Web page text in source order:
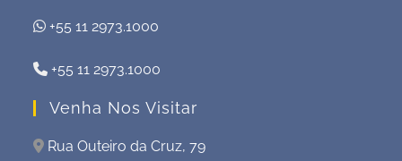
+55 11 2973.1000
+55 11 2973.1000
Venha Nos Visitar
Rua Outeiro da Cruz, 79